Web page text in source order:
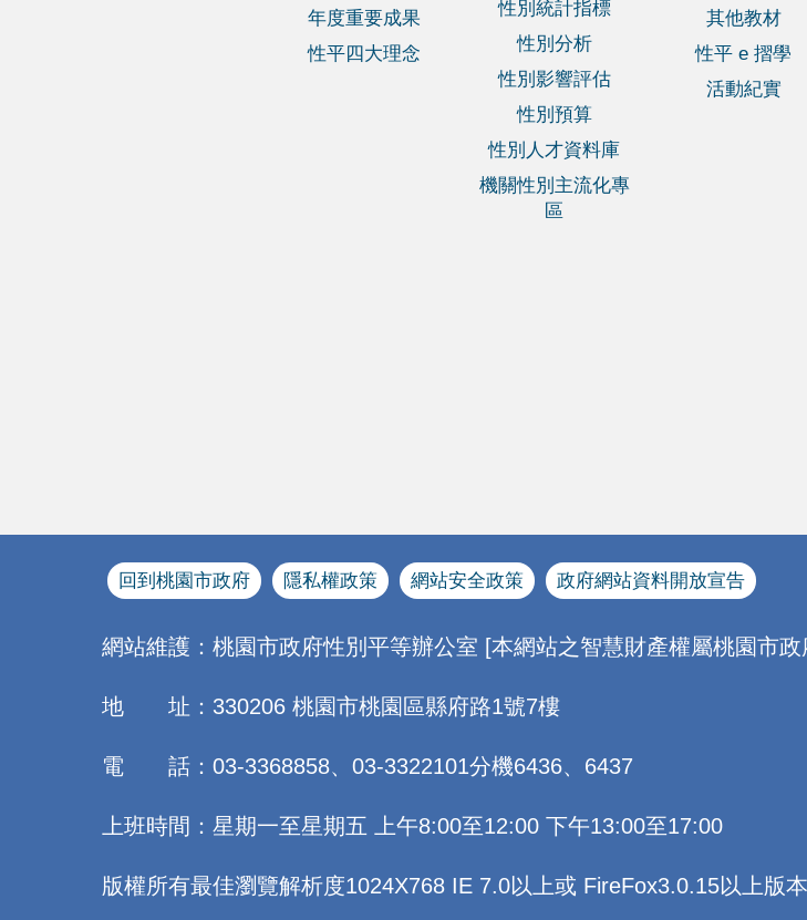
年度重要成果
性平四大理念
性別統計指標
性別分析
性別影響評估
性別預算
性別人才資料庫
機關性別主流化專
區
其他教材
性平 e 摺學
活動紀實
回到桃園市政府 隱私權政策 網站安全政策 政府網站資料開放宣告
網站維護：桃園市政府性別平等辦公室 [本網站之智慧財產權屬桃園市
地 址：330206 桃園市桃園區縣府路1號7樓
電 話：03-3368858、03-3322101分機6436、6437
上班時間：星期一至星期五 上午8:00至12:00 下午13:00至17:00
版權所有最佳瀏覽解析度1024X768 IE 7.0以上或 FireFox3.0.15以上版本